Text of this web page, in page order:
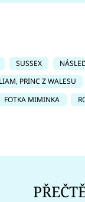
SUSSEX
PRINC Z WALESU
FOTKA MIMINKA